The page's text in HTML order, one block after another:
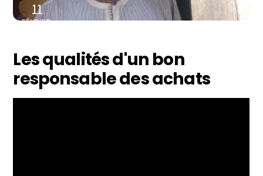
11
FÉVRIER
Les qualités d'un bon
responsable des achats